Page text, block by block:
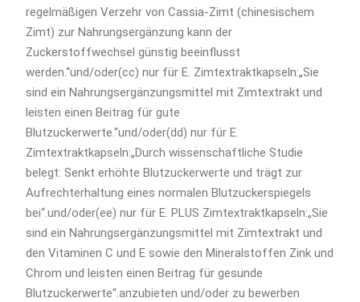
regelmäßigen Verzehr von Cassia-Zimt (chinesischem
Zimt) zur Nahrungsergänzung kann der
Zuckerstoffwechsel günstig beeinflusst
werden.“und/oder(cc) nur für E. Zimtextraktkapseln:„Sie
sind ein Nahrungsergänzungsmittel mit Zimtextrakt und
leisten einen Beitrag für gute
Blutzuckerwerte.“und/oder(dd) nur für E.
Zimtextraktkapseln:„Durch wissenschaftliche Studie
belegt: Senkt erhöhte Blutzuckerwerte und trägt zur
Aufrechterhaltung eines normalen Blutzuckerspiegels
bei“.und/oder(ee) nur für E. PLUS Zimtextraktkapseln:„Sie
sind ein Nahrungsergänzungsmittel mit Zimtextrakt und
den Vitaminen C und E sowie den Mineralstoffen Zink und
Chrom und leisten einen Beitrag für gesunde
Blutzuckerwerte“.anzubieten und/oder zu bewerben